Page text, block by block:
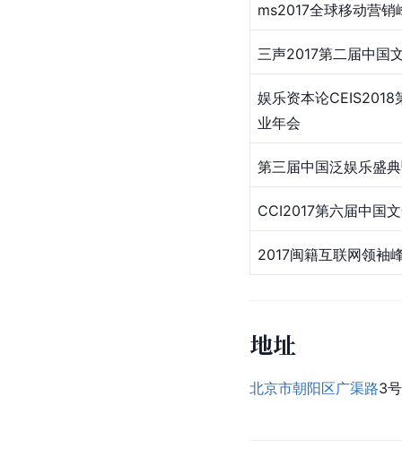
​ms2017全球移动营销
三声2017第二届中国
娱乐资本论CEIS2018
业年会
第三届中国泛娱乐盛
​CCI2017第六届中国
​2017闽籍互联网领袖
地址
北京市朝阳区广渠路3